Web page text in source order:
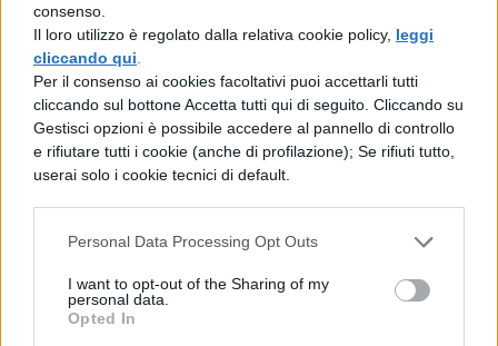
consenso.
Il loro utilizzo è regolato dalla relativa cookie policy, leggi
cliccando qui
Per il consenso ai cookies facoltativi puoi accettarli tutti
cliccando sul bottone Accetta tutti qui di seguito. Cliccando su
Gestisci opzioni è possibile accedere al pannello di controllo
e rifiutare tutti i cookie (anche di profilazione); Se rifiuti tutto,
userai solo i cookie tecnici di default.
Personal Data Processing Opt Outs
I want to opt-out of the Sharing of my
personal data.
Opted In
La durata dell’inattività e gli
snodi della transizione
I dati Inapp rivelano cheil 67,2% dei
giovani Neet è inattivo da meno di un
anno, mentre il 32,8% lo è da oltre
dodici mesi. La permanenza prolungata
nella condizione di non studio e non lavoro
non dipende da un singolo fattore: le